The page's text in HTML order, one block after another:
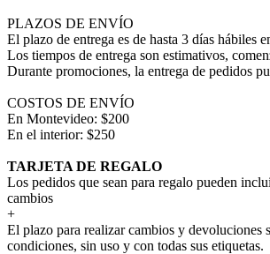
PLAZOS DE ENVÍO
El plazo de entrega es de hasta 3 días
Los tiempos de entrega son estimativos,
Durante promociones, la entrega de pedidos
COSTOS DE ENVÍO
En Montevideo: $200
En el interior: $250
TARJETA DE REGALO
Los pedidos que sean para regalo pueden
cambios
+
El plazo para realizar cambios y devoluciones
condiciones, sin uso y con todas sus etiquetas.